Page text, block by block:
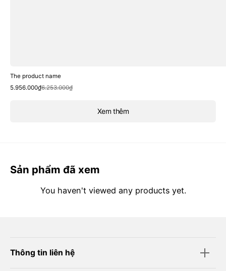
Xem thêm
The product name
Sale
5.956.000₫
Regular
6.253.000₫
Sản phẩm đã xem
You haven't viewed any products yet.
Thông tin liên hệ